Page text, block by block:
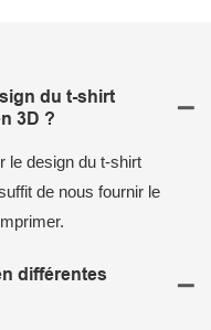
du t-shirt
3D ?
le design du t-shirt
de nous fournir le
différentes